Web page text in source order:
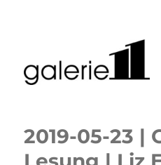
2019-05-23 |